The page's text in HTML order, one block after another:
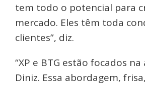
tem todo o potencial para
mercado. Eles têm toda
clientes”, diz.
“XP e BTG estão focados
Diniz. Essa abordagem,